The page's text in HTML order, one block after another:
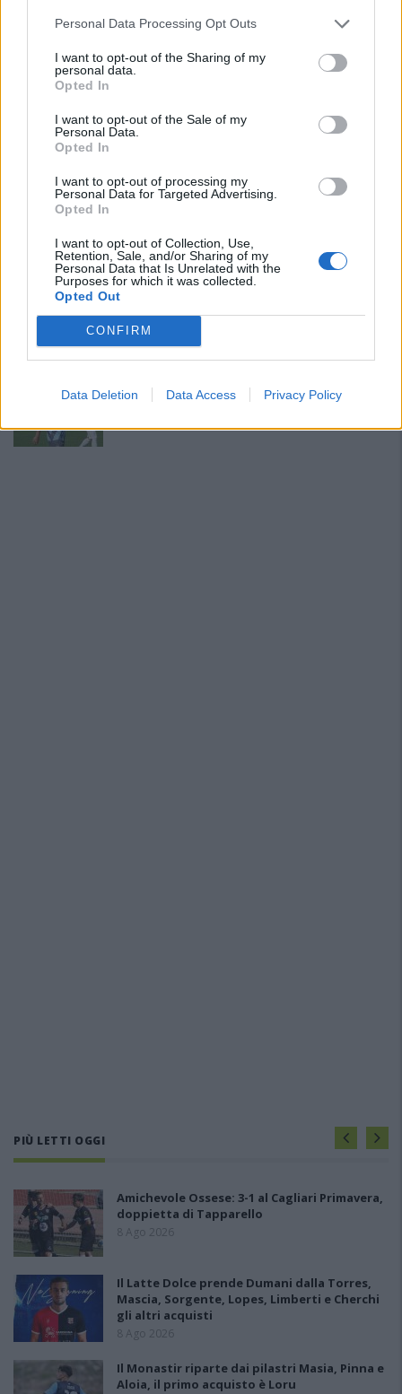
Personal Data Processing Opt Outs
I want to opt-out of the Sharing of my
personal data.
Opted In
I want to opt-out of the Sale of my
Personal Data.
Opted In
I want to opt-out of processing my
Personal Data for Targeted Advertising.
Opted In
I want to opt-out of Collection, Use,
Retention, Sale, and/or Sharing of my
Personal Data that Is Unrelated with the
Purposes for which it was collected.
Opted Out
CONFIRM
Data Deletion Data Access Privacy Policy
Cabrera, Tesio, Limongelli, Bolzicco e tanti
giovani tra i volti nuovi
Coppa Italia: Aranova-Ossese il 23, i derby
Venafro
6 Ago 2026
Anche il Fasano out e le ammissioni salgono
a sei, l'Ilva è la prima società tra le non
ripescate
5 Ago 2026
Latte Dolce, Luigi Piredda il primo dei
confermati
PIÙ LETTI OGGI
Amichevole Ossese: 3-1 al Cagliari Primavera,
doppietta di Tapparello
8 Ago 2026
Il Latte Dolce prende Dumani dalla Torres,
Mascia, Sorgente, Lopes, Limberti e Cherchi
gli altri acquisti
8 Ago 2026
Il Monastir riparte dai pilastri Masia, Pinna e
Aloia, il primo acquisto è Loru